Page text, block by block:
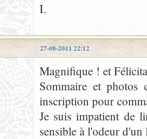
I.
27-08-2011 22:12
Magnifique ! et
Sommaire et
inscription pour
Je suis impatient de
sensible à l'odeur